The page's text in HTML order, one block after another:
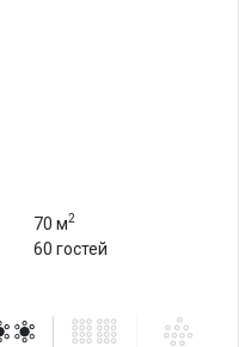
70 м2
60 гостей